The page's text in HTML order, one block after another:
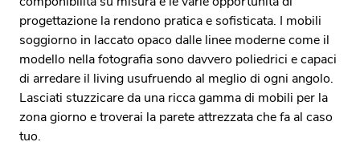
progettazione la rendono pratica e sofisticata. I mobili
soggiorno in laccato opaco dalle linee moderne come il
modello nella fotografia sono davvero poliedrici e capaci
di arredare il living usufruendo al meglio di ogni angolo.
Lasciati stuzzicare da una ricca gamma di mobili per la
zona giorno e troverai la parete attrezzata che fa al caso
tuo.